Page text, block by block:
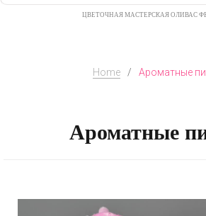
ЦВЕТОЧНАЯ МАСТЕРСКАЯ ОЛИВАС
Home / Ароматные
Ароматные